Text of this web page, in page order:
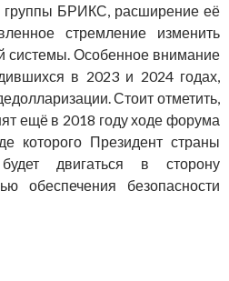
группы БРИКС, расширение её
стремление изменить
системы. Особенное внимание
в 2023 и 2024 годах,
Стоит отметить,
ещё в 2018 году ходе форума
которого Президент страны
двигаться в сторону
обеспечения безопасности